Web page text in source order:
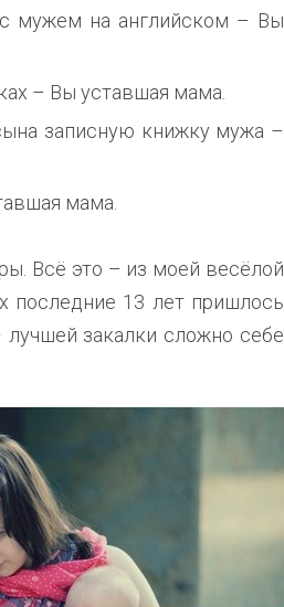
с мужем на английском – Вы
– Вы уставшая мама.
записную книжку мужа –
мама.
Всё это – из моей весёлой
последние 13 лет пришлось
закалки сложно себе